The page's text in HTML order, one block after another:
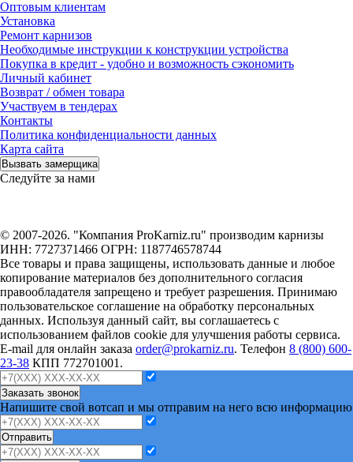
Оптовым клиентам
Установка
Ремонт карнизов
Необходимые инструкции к конструкции устройства
Покупка в кредит - удобно и возможность сэкономить
Личный кабинет
Возврат / обмен товара
Участвуем в тендерах
Контакты
Политика конфиденциальности данных
Карта сайта
Вызвать замерщика
Следуйте за нами
© 2007-2026. "Компания ProKarniz.ru" производим карнизы
ИНН: 7727371466 ОГРН: 1187746578744
Все товары и права защищены, использовать данные и любое
копирование материалов без дополнительного согласия
правообладателя запрещено и требует разрешения. Принимаю
пользовательское соглашение на обработку персональных
данных. Используя данный сайт, вы соглашаетесь с
использованием файлов cookie для улучшения работы сервиса.
E-mail для онлайн заказа order@prokarniz.ru. Телефон 8 (800) 600-
23-38 КПП 772701001.
Заказать звонок
Напишите свой вотсап и мы отправим на него всю информацию
Отправить